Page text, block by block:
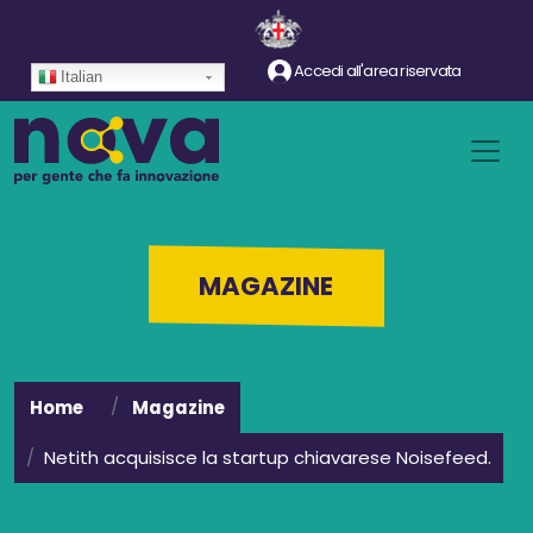
Salta al contenuto principale
Italian Accedi all'area riservata
MAGAZINE
Home
Magazine
Netith acquisisce la startup chiavarese Noisefeed.